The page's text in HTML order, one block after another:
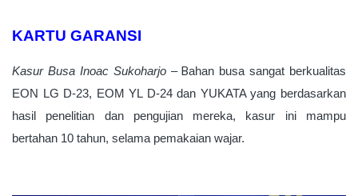
KARTU GARANSI
Kasur Busa Inoac Sukoharjo –Bahan busa sangat berkualitas
EON LG D-23, EOM YL D-24 dan YUKATA yang berdasarkan
hasil penelitian dan pengujian mereka, kasur ini mampu
bertahan 10 tahun, selama pemakaian wajar.